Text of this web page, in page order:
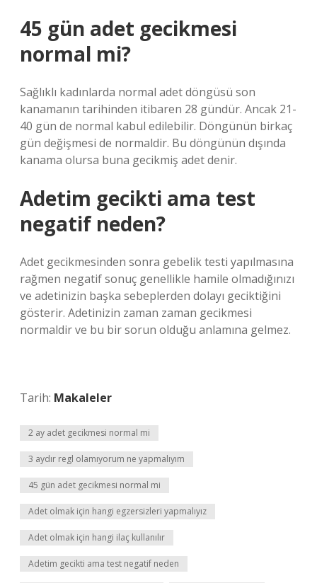
45 gün adet gecikmesi
normal mi?
Sağlıklı kadınlarda normal adet döngüsü son
kanamanın tarihinden itibaren 28 gündür. Ancak 21-
40 gün de normal kabul edilebilir. Döngünün birkaç
gün değişmesi de normaldir. Bu döngünün dışında
kanama olursa buna gecikmiş adet denir.
Adetim gecikti ama test
negatif neden?
Adet gecikmesinden sonra gebelik testi yapılmasına
rağmen negatif sonuç genellikle hamile olmadığınızı
ve adetinizin başka sebeplerden dolayı geciktiğini
gösterir. Adetinizin zaman zaman gecikmesi
normaldir ve bu bir sorun olduğu anlamına gelmez.
Tarih: Makaleler
2 ay adet gecikmesi normal mi
3 aydır regl olamıyorum ne yapmalıyım
45 gün adet gecikmesi normal mi
Adet olmak için hangi egzersizleri yapmalıyız
Adet olmak için hangi ilaç kullanılır
Adetim gecikti ama test negatif neden